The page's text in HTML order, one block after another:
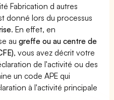
Fabrication d autres
donné lors du processus
. En effet, en
augreffe ou au centre de
, vous avez décrit votre
de l'activité ou des
un code APE qui
à l'activité principale